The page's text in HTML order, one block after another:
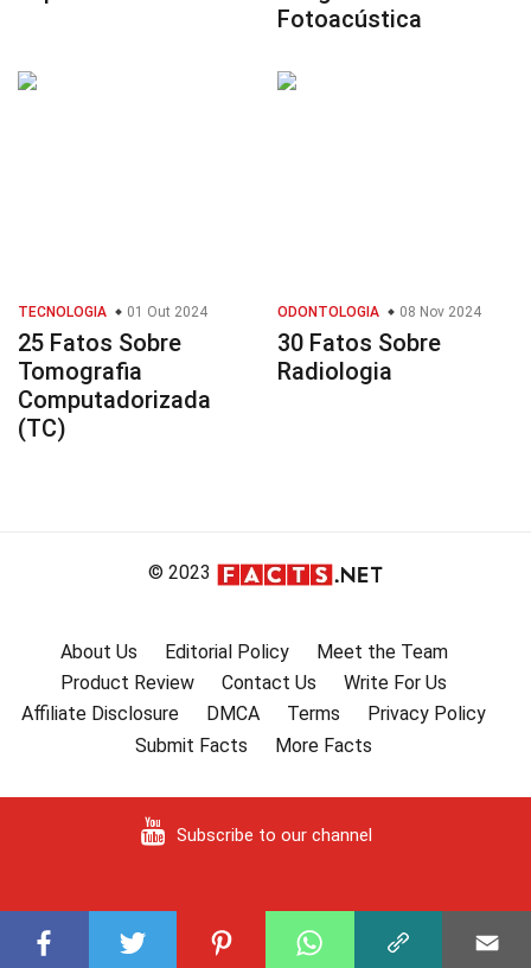
Fotoacústica
TECNOLOGIA 01 Out 2024
25 Fatos Sobre
Tomografia
Computadorizada
(TC)
ODONTOLOGIA 08 Nov 2024
30 Fatos Sobre
Radiologia
© 2023
About Us Editorial Policy
Meet the Team
Product Review
Contact Us
Write For Us
Affiliate Disclosure
DMCA Terms
Privacy Policy
Submit Facts
More Facts
Subscribe to our channel